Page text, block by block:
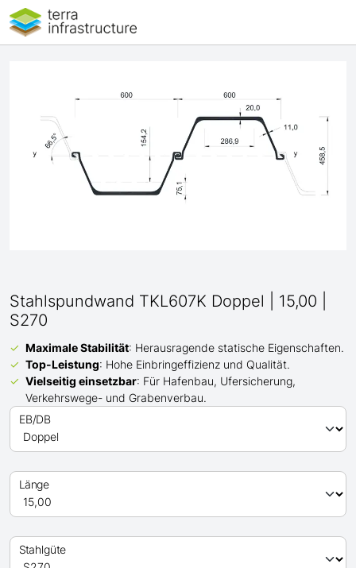
Stahlspundwand TKL607K Doppel | 15,00 |
S270
Maximale Stabilität: Herausragende statische Eigenschaften.
Top-Leistung: Hohe Einbringeffizienz und Qualität.
Vielseitig einsetzbar: Für Hafenbau, Ufersicherung,
Verkehrswege- und Grabenverbau.
EB/DB
Länge
Stahlgüte